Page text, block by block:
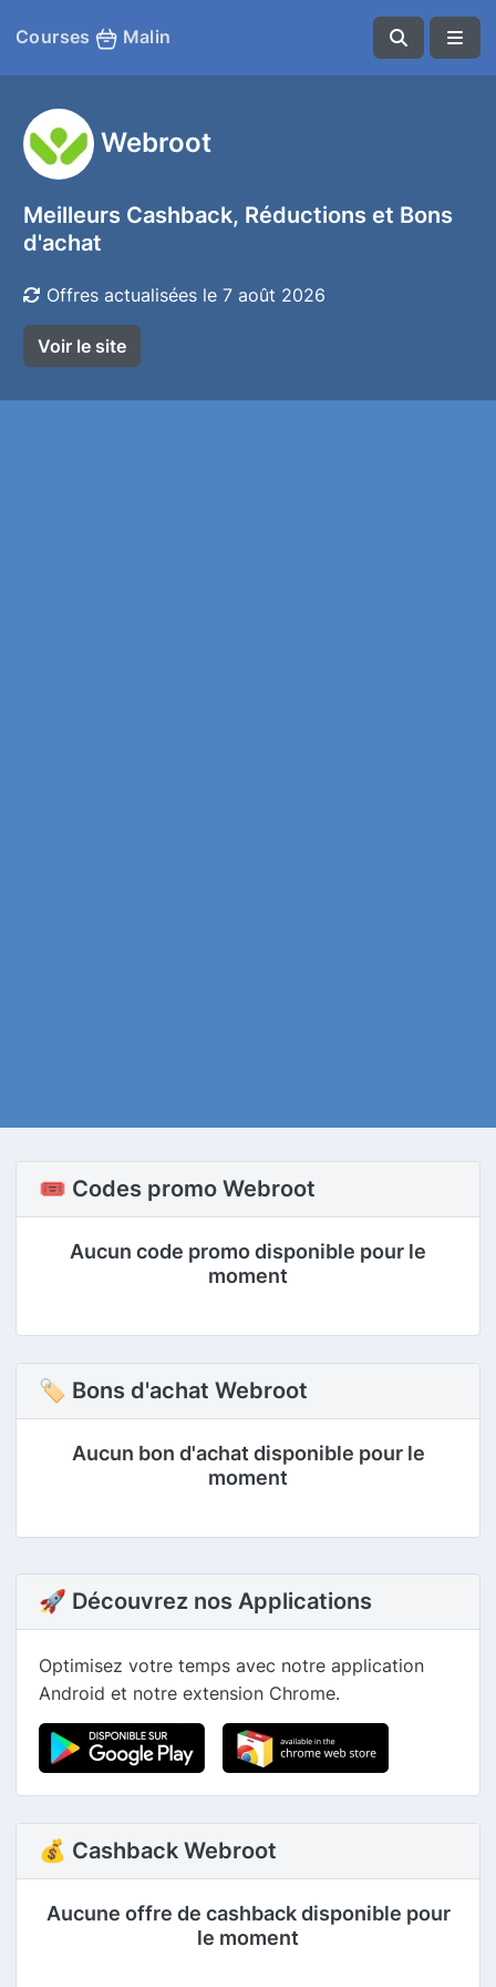
Courses Malin
Webroot
Meilleurs Cashback, Réductions et Bons
d'achat
Offres actualisées le 7 août 2026
Voir le site
🎟️ Codes promo Webroot
Aucun code promo disponible pour le
moment
🏷 Bons d'achat Webroot
Aucun bon d'achat disponible pour le
moment
🚀 Découvrez nos Applications
Optimisez votre temps avec notre application
Android et notre extension Chrome.
💰 Cashback Webroot
Aucune offre de cashback disponible pour
le moment